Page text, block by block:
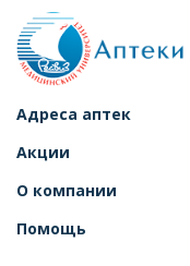
Адреса аптек
Акции
О компании
Помощь